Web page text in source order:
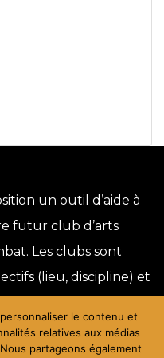
un outil d’aide à
futur club d’arts
Les clubs sont
(lieu, discipline) et
le contenu et
relatives aux médias
partageons également